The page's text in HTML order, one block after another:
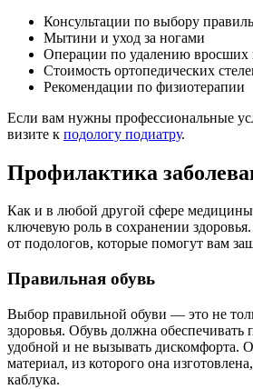
Консультации по выбору
Мытини и уход за ногами
Операции по удалению вросших
Стоимость ортопедических
Рекомендации по физиотерапии
Если вам нужны профессиональные
визите к подологу подиатру.
Профилактика
Как и в любой другой сфере
ключевую роль в сохранении
от подологов, которые помогут вам
Правильная обувь
Выбор правильной обуви — это не
здоровья. Обувь должна обеспечивать
удобной и не вызывать дискомфорта.
материал, из которого она
каблука.